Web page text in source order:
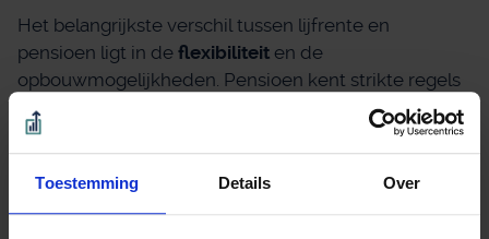
Toestemming Details Over
Het belangrijkste verschil tussen lijfrente en
pensioen ligt in de flexibiliteit en de
opbouwmogelijkheden. Pensioen kent strikte regels
voor opbouw en uitkering, terwijl lijfrente meer
vrijheid biedt. Beide worden echter belast in box 1 bij